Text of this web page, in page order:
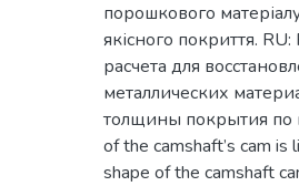
порошкового
якісного покриття.
расчета для
металлических
толщины покрытия по
of the camshaft’s саm
shape of the саmshaft